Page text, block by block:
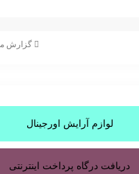
گزارش
لوازم آرایش اورجینال
دریافت درگاه پرداخت اینترنتی